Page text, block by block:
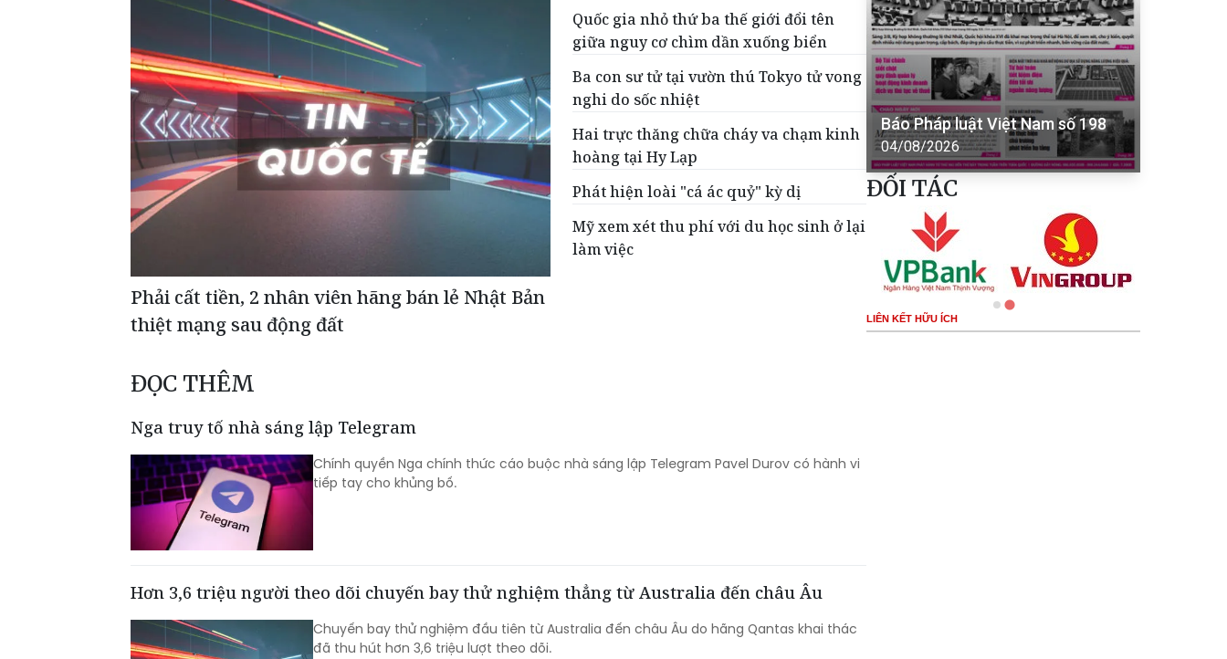
Phải cất tiền, 2 nhân viên hãng bán lẻ Nhật Bản
thiệt mạng sau động đất
Quốc gia nhỏ thứ ba thế giới đổi tên
giữa nguy cơ chìm dần xuống biển
Ba con sư tử tại vườn thú Tokyo tử vong
nghi do sốc nhiệt
Hai trực thăng chữa cháy va chạm kinh
hoàng tại Hy Lạp
Phát hiện loài "cá ác quỷ" kỳ dị
Mỹ xem xét thu phí với du học sinh ở lại
làm việc
ĐỌC THÊM
Nga truy tố nhà sáng lập Telegram
Chính quyền Nga chính thức cáo buộc nhà sáng lập Telegram Pavel Durov có hành vi
tiếp tay cho khủng bố.
Hơn 3,6 triệu người theo dõi chuyến bay thử nghiệm thẳng từ Australia đến châu Âu
Chuyến bay thử nghiệm đầu tiên từ Australia đến châu Âu do hãng Qantas khai thác
đã thu hút hơn 3,6 triệu lượt theo dõi.
Báo Pháp luật Việt Nam số 198
04/08/2026
ĐỐI TÁC
LIÊN KẾT HỮU ÍCH